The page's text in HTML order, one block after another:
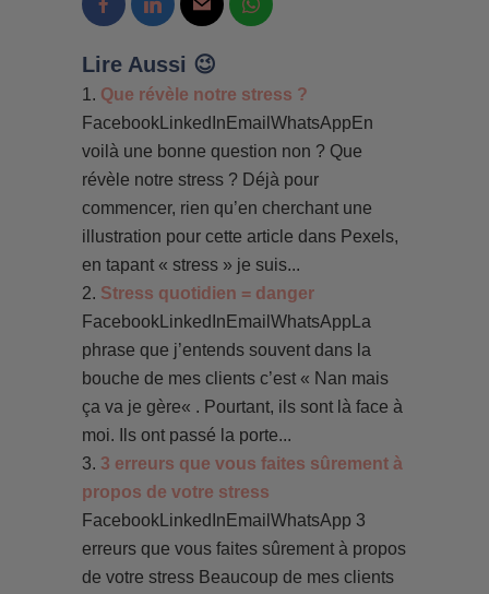
Lire Aussi 😉
Que révèle notre stress ?
FacebookLinkedInEmailWhatsAppEn
voilà une bonne question non ? Que
révèle notre stress ? Déjà pour
commencer, rien qu’en cherchant une
illustration pour cette article dans Pexels,
en tapant « stress » je suis...
Stress quotidien = danger
FacebookLinkedInEmailWhatsAppLa
phrase que j’entends souvent dans la
bouche de mes clients c’est « Nan mais
ça va je gère« . Pourtant, ils sont là face à
moi. Ils ont passé la porte...
3 erreurs que vous faites sûrement à
propos de votre stress
FacebookLinkedInEmailWhatsApp 3
erreurs que vous faites sûrement à propos
de votre stress Beaucoup de mes clients